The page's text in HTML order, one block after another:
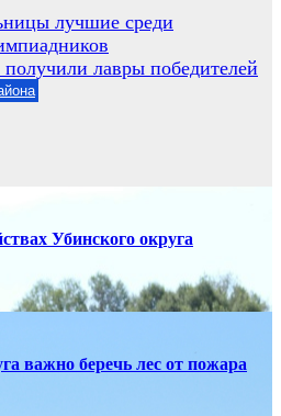
лучшие среди
лавры победителей
Убинского округа
важно беречь лес от пожара